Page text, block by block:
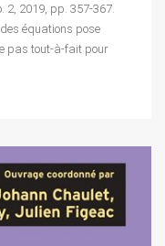
2, 2019, pp. 357-367.
équations pose
pas tout-à-fait pour